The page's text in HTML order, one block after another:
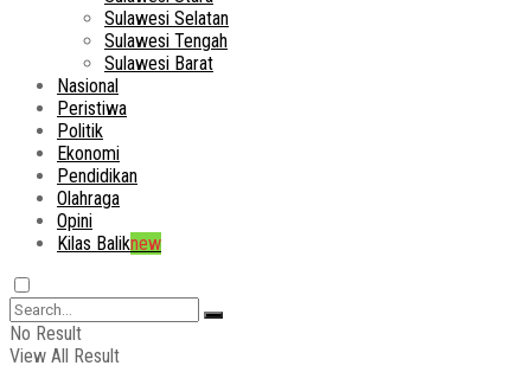
Sulawesi Selatan
Sulawesi Tengah
Sulawesi Barat
Nasional
Peristiwa
Politik
Ekonomi
Pendidikan
Olahraga
Opini
Kilas Baliknew
No Result
View All Result